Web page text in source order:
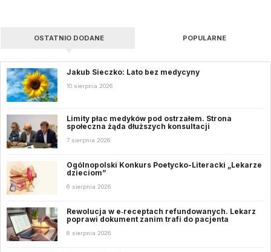
OSTATNIO DODANE POPULARNE
Jakub Sieczko: Lato bez medycyny
10 sierpnia 2026
Limity płac medyków pod ostrzałem. Strona
społeczna żąda dłuższych konsultacji
7 sierpnia 2026
Ogólnopolski Konkurs Poetycko-Literacki „Lekarze
dzieciom”
6 sierpnia 2026
Rewolucja w e‑receptach refundowanych. Lekarz
poprawi dokument zanim trafi do pacjenta
6 sierpnia 2026